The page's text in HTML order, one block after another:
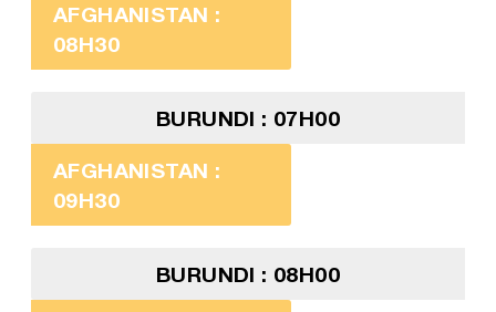
AFGHANISTAN :
08H30
BURUNDI : 07H00
AFGHANISTAN :
09H30
BURUNDI : 08H00